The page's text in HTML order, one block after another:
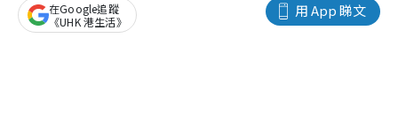
用 App 睇文
在Google追蹤
《UHK 港生活》